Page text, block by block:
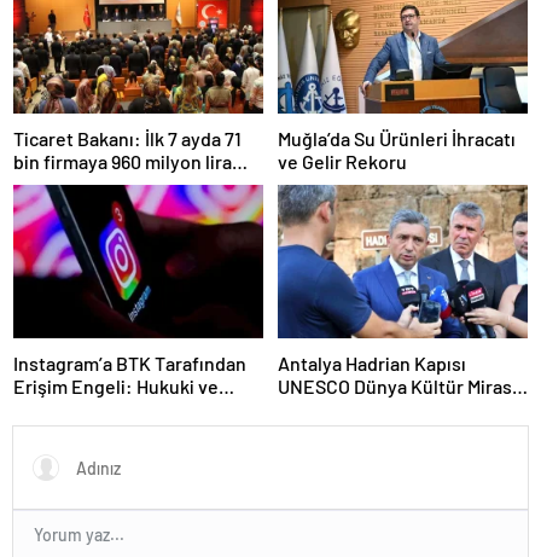
Ticaret Bakanı: İlk 7 ayda 71
bin firmaya 960 milyon lira
ceza uygulandı
Muğla’da Su Ürünleri İhracatı
ve Gelir Rekoru
Instagram’a BTK Tarafından
Erişim Engeli: Hukuki ve
Antalya Hadrian Kapısı
UNESCO Dünya Kültür Mirası